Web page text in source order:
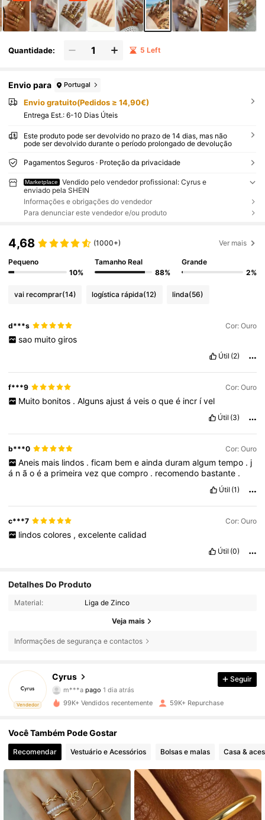
Quantidade: 5 Left
Envio para Portugal
Envio gratuito(Pedidos ≥ 14,90€)
Entrega Est.: 6-10 Dias Úteis
Este produto pode ser devolvido no prazo de 14 dias, mas não
pode ser devolvido durante o período prolongado de devolução
Pagamentos Seguros · Proteção da privacidade
Marketplace
Vendido pelo vendedor profissional: Cyrus e
enviado pela SHEIN
Informações e obrigações do vendedor
Para denunciar este vendedor e/ou produto
4,68 (1000+) Ver mais
Pequeno
10%
Tamanho Real
88%
Grande
2%
vai recomprar(14) logística rápida(12) linda(56)
d***s Cor: Ouro
sao muito giros
Útil (2)
f***9 Cor: Ouro
Muito bonitos . Alguns ajust á veis o que é incr ível
Útil (3)
b***0 Cor: Ouro
Aneis mais lindos . ficam bem e ainda duram algum tempo . j
á nãoéa primeiravezquecompro . recomendo bastante .
Útil (1)
c***7 Cor: Ouro
lindos colores , excelente calidad
Útil (0)
Detalhes Do Produto
Material: Liga de Zinco
Veja mais
Informações de segurança e contactos
Vendedor
Cyrus
4,81
6.8K Seguidores
m***a pago1 dia atrás
4,81 6.8K Seguidores
4,81 6.8K Seguidores
Seguir
99K+ Vendidos recentemente 59K+ Repurchase
Você Também Pode Gostar
Recomendar Vestuário e Acessórios Bolsas e malas Casa &